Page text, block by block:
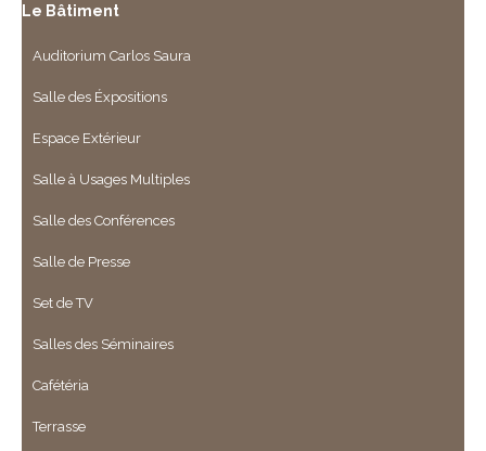
Le Bâtiment
Auditorium Carlos Saura
Salle des Éxpositions
Espace Extérieur
Salle à Usages Multiples
Salle des Conférences
Salle de Presse
Set de TV
Salles des Séminaires
Cafétéria
Terrasse